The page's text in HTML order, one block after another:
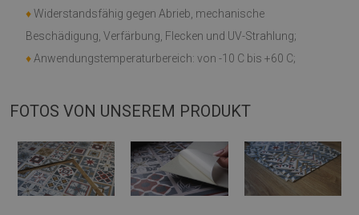
♦Widerstandsfähig gegen Abrieb, mechanische
Beschädigung, Verfärbung, Flecken und UV-Strahlung;
♦ Anwendungstemperaturbereich: von -10 C bis +60 C;
FOTOS VON UNSEREM PRODUKT